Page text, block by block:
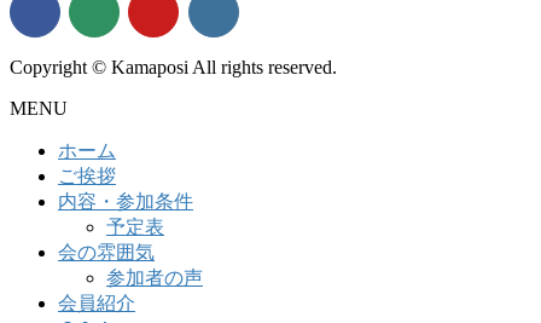
Copyright © Kamaposi All rights reserved.
MENU
ホーム
ご挨拶
内容・参加条件
予定表
会の雰囲気
参加者の声
会員紹介